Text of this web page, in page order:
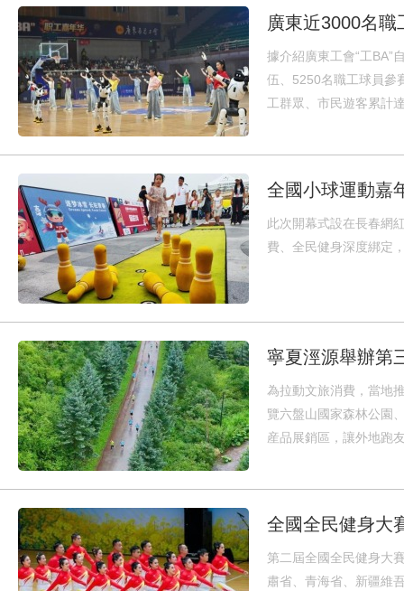
廣東近3000名職
據介紹廣東工會“工BA”
伍、5250名職工球員參
工群眾、市民遊客累計
全國小球運動嘉
此次開幕式設在長春網
費、全民健身深度綁定
寧夏涇源舉辦第
為拉動文旅消費，當地
覽六盤山國家森林公園
産品展銷區，讓外地跑
全國全民健身大
第二屆全國全民健身大
肅省、青海省、新疆維